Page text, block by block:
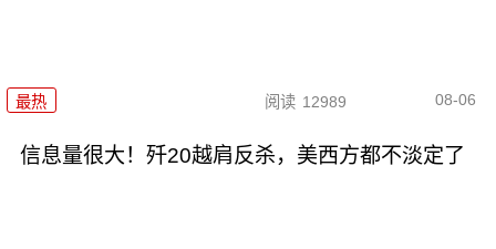
最热 阅读 12989 08-06
信息量很大！歼20越肩反杀，美西方都不淡定了